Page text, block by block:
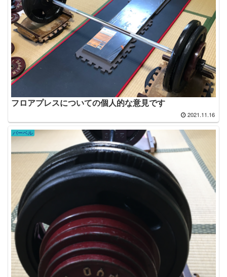
フロアプレスについての個人的な意見です
2021.11.16
バーベル